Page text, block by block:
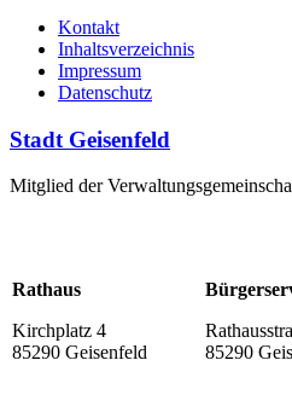
Kontakt
Inhaltsverzeichnis
Impressum
Datenschutz
Stadt Geisenfeld
Mitglied der
Rathaus
Kirchplatz 4
85290 Geisenfeld
85290